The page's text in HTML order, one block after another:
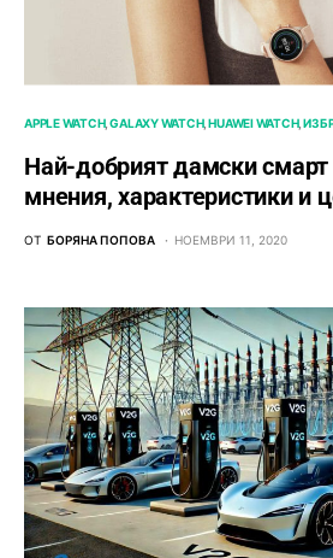
APPLE WATCH GALAXY WATCH HUAWEI WATCH
Най-добрият дамски смарт
мнения, характеристики и
ОТ БОРЯНА ПОПОВА НОЕМВРИ 11, 2020